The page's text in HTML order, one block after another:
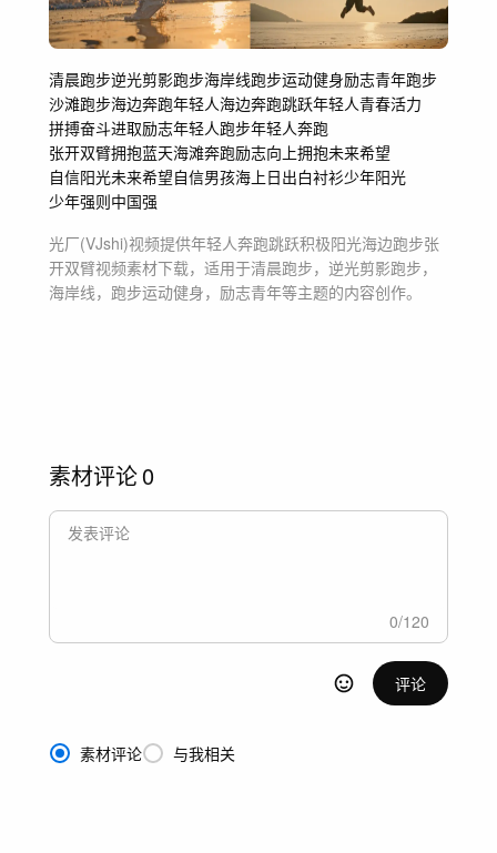
清晨跑步逆光剪影跑步海岸线跑步运动健身励志青年跑步
沙滩跑步海边奔跑年轻人海边奔跑跳跃年轻人青春活力
拼搏奋斗进取励志年轻人跑步年轻人奔跑
张开双臂拥抱蓝天海滩奔跑励志向上拥抱未来希望
自信阳光未来希望自信男孩海上日出白衬衫少年阳光
少年强则中国强
光厂(VJshi)视频提供年轻人奔跑跳跃积极阳光海边跑步张
开双臂视频素材下载，适用于清晨跑步，逆光剪影跑步，
海岸线，跑步运动健身，励志青年等主题的内容创作。
素材评论0
0/120
评论
素材评论 与我相关